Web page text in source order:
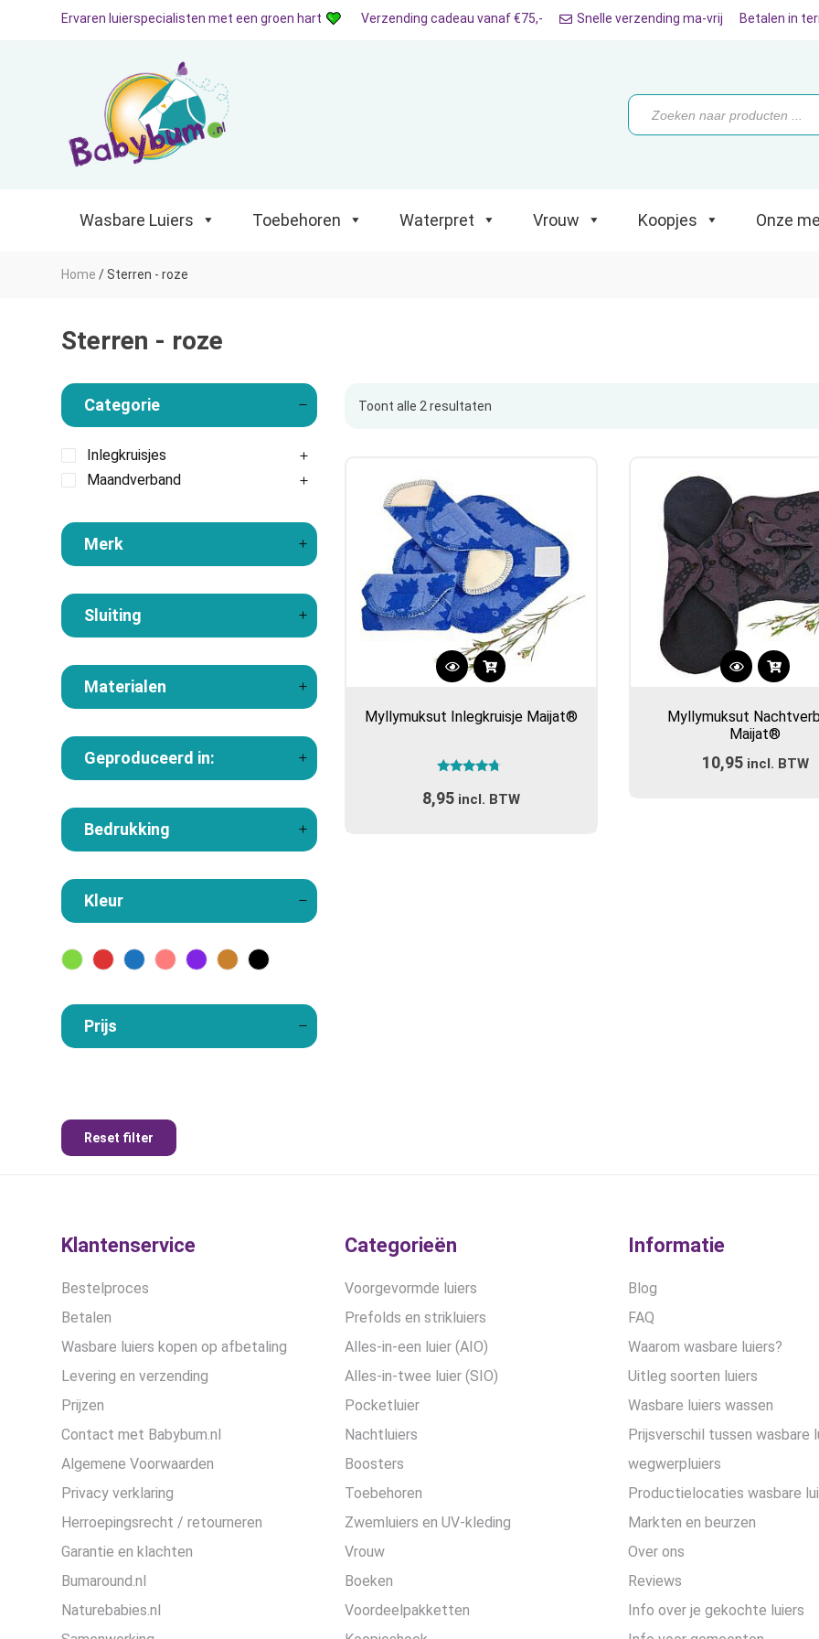
Wasbare Luiers Toebehoren Koopjes Onze merken
Ervaren luierspecialisten met een groen hart Verzending cadeau vanaf €75,- Snelle verzending ma-vrij Betalen in
Producten
zoeken
Wasbare Luiers Toebehoren Waterpret Vrouw Koopjes Onze
Home /Sterren - roze
Sterren - roze
Categorie
Inlegkruisjes
Maandverband
Merk
Sluiting
Materialen
Geproduceerd in:
Bedrukking
Kleur
Prijs
Reset filter
Toont alle 2 resultaten
Dit
heeft
variaties.
optie
Myllymuksut Inlegkruisje Maijat®
4.50
uit 5
8,95 incl. BTW
Dit
heeft
meerdere
variaties.
Myllymuksut
Maijat®
10,95 incl. BTW
Klantenservice
Bestelproces
Betalen
Wasbare luiers kopen op afbetaling
Levering en verzending
Prijzen
Contact met Babybum.nl
Algemene Voorwaarden
Privacy verklaring
Herroepingsrecht / retourneren
Garantie en klachten
Bumaround.nl
Naturebabies.nl
Categorieën
Voorgevormde luiers
Prefolds en strikluiers
Alles-in-een luier (AIO)
Alles-in-twee luier (SIO)
Pocketluier
Nachtluiers
Boosters
Toebehoren
Zwemluiers en UV-kleding
Vrouw
Boeken
Voordeelpakketten
Informatie
Blog
FAQ
Waarom wasbare luiers?
Uitleg soorten luiers
Wasbare luiers wassen
Prijsverschil tussen wasbare
wegwerpluiers
Productielocaties wasbare
Markten en beurzen
Over ons
Reviews
Info over je gekochte luiers